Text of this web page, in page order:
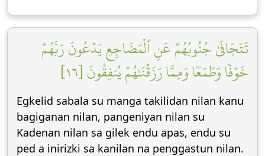
تَتَجَافَىٰ جُنُوبُهُمۡ عَنِ ٱلۡمَضَاجِعِ يَدۡعُونَ رَبَّهُمۡ
خَوۡفٗا وَطَمَعٗا وَمِمَّا رَزَقۡنَٰهُمۡ يُنفِقُونَ [١٦]
Egkelid sabala su manga takilidan nilan kanu
bagiganan nilan, pangeniyan nilan su
Kadenan nilan sa gilek endu apas, endu su
ped a inirizki sa kanilan na penggastun nilan.